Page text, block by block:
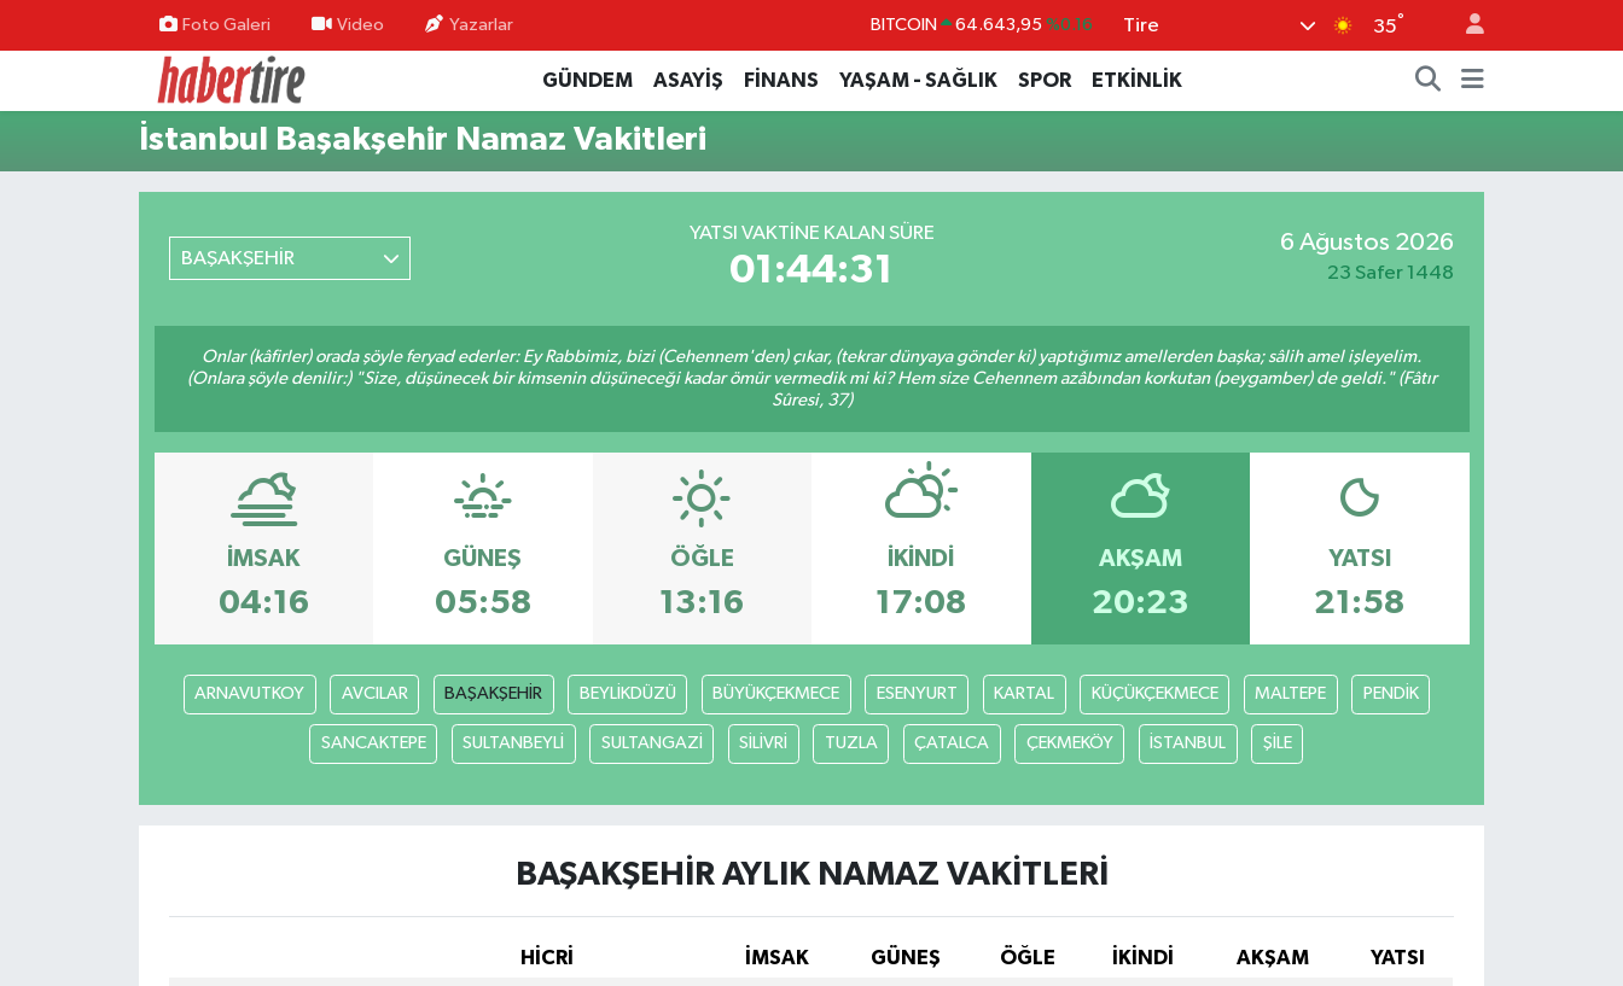
Foto Galeri Video Yazarlar BITCOIN 64.643,95 %0.16
DOLAR 47,6006 %0.06
EURO 55,0250 %0.02
BİST100
Tire 35°
GÜNDEM ASAYİŞ FİNANS YAŞAM - SAĞLIK SPOR ETKİNLİK
İstanbul Başakşehir Namaz Vakitleri
BAŞAKŞEHİR
YATSI VAKTINE KALAN SÜRE
01:44:31
6 Ağustos 2026
23 Safer 1448
Onlar (kâfirler) orada şöyle feryad ederler: Ey Rabbimiz, bizi (Cehennem'den) çıkar, (tekrar dünyaya gönder ki) yaptığımız amellerden başka; sâlih amel işleyelim.
(Onlara şöyle denilir:) "Size, düşünecek bir kimsenin düşüneceği kadar ömür vermedik mi ki? Hem size Cehennem azâbından korkutan (peygamber) de geldi." (Fâtır
Sûresi, 37)
İMSAK
04:16
GÜNEŞ
05:58
ÖĞLE
13:16
İKINDI
17:08
AKŞAM
20:23
YATSI
21:58
ARNAVUTKOY AVCILAR BAŞAKŞEHİR BEYLİKDÜZÜ BÜYÜKÇEKMECE ESENYURT KARTAL KÜÇÜKÇEKMECE MALTEPE PENDİK
SANCAKTEPE SULTANBEYLİ SULTANGAZİ SİLİVRİ TUZLA ÇATALCA ÇEKMEKÖY İSTANBUL ŞİLE
BAŞAKŞEHİR AYLIK NAMAZ VAKITLERI
HİCRİ İMSAK GÜNEŞ ÖĞLE İKINDI AKŞAM
YATSI
Tire Nöbetçi Eczaneler
Tire Hava Durumu
Süper Lig Puan Durumu ve Fikstür